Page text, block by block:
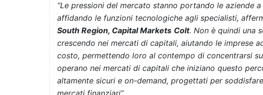
“Le pressioni del mercato stanno portando le aziende
affidando le funzioni tecnologiche agli specialisti,
South Region, Capital Markets Colt. Non è quindi una
crescendo nei mercati di capitali, aiutando le imprese
costo, permettendo loro al contempo di concentrarsi
operano nei mercati di capitali che iniziano questo
altamente sicuri e on-demand, progettati per